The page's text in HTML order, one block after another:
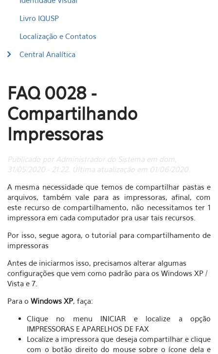
Livro IQUSP
Localização e Contatos
Central Analítica
FAQ 0028 -
Compartilhando
Impressoras
Publicado por Administrador do Sistema em dom,
31/05/2020 - 21:22. Última atualização em 01/06/2020.
A mesma necessidade que temos de compartilhar pastas e
arquivos, também vale para as impressoras, afinal, com
este recurso de compartilhamento, não necessitamos ter 1
impressora em cada computador pra usar tais recursos.
Por isso, segue agora, o tutorial para compartilhamento de
impressoras
Antes de iniciarmos isso, precisamos alterar algumas
configurações que vem como padrão para os Windows XP /
Vista e 7.
Para o Windows XP, faça:
Clique no menu INICIAR e localize a opção
IMPRESSORAS E APARELHOS DE FAX
Localize a impressora que deseja compartilhar e clique
com o botão direito do mouse sobre o ícone dela e